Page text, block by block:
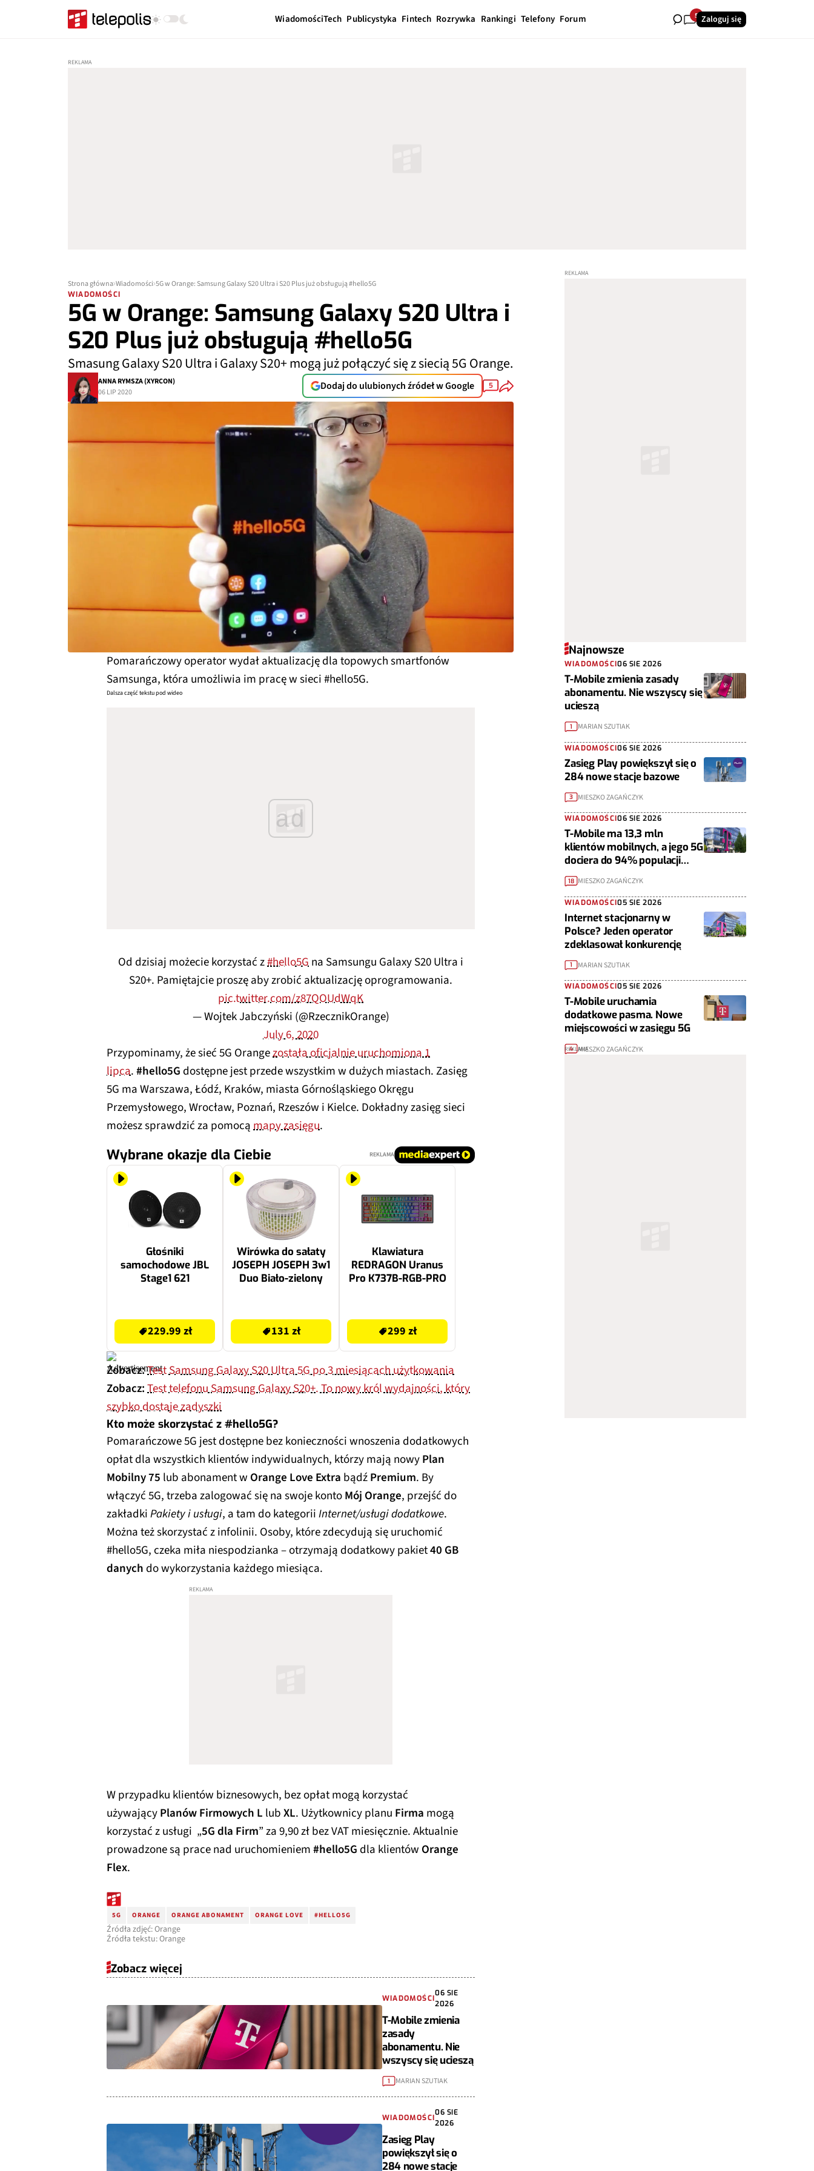
WiadomościTech Publicystyka Fintech Rozrywka Rankingi Telefony Forum 5 Zaloguj się
Strona główna Wiadomości 5G w Orange: Samsung Galaxy S20 Ultra i S20 Plus już obsługują #hello5G
WIADOMOŚCI
5G w Orange: Samsung Galaxy S20 Ultra i
S20 Plus już obsługują #hello5G
Smasung Galaxy S20 Ultra i Galaxy S20+ mogą już połączyć się z siecią 5G Orange.
ANNA RYMSZA (XYRCON)
06 LIP 2020
Dodaj do ulubionych źródeł w Google 5
Pomarańczowy operator wydał aktualizację dla topowych smartfonów
Samsunga, która umożliwia im pracę w sieci #hello5G.
Dalsza część tekstu pod wideo
ad
Od dzisiaj możecie korzystać z#hello5Gna Samsungu Galaxy S20 Ultra i
S20+. Pamiętajcie proszę aby zrobić aktualizację oprogramowania.
pic.twitter.com/z87QOUdWqK
— Wojtek Jabczyński (@RzecznikOrange)
July 6, 2020
Przypominamy, że sieć 5G Orangezostała oficjalnie uruchomiona 1
lipca.#hello5G dostępne jest przede wszystkim w dużych miastach. Zasięg
5G ma Warszawa, Łódź, Kraków, miasta Górnośląskiego Okręgu
Przemysłowego, Wrocław, Poznań, Rzeszów i Kielce. Dokładny zasięg sieci
możesz sprawdzić za pomocąmapy zasięgu.
Wybrane okazje dla Ciebie REKLAMA
Głośniki
samochodowe JBL
Stage1 621
229.99 zł
Wirówka do sałaty
JOSEPH JOSEPH 3w1
Duo Biało-zielony
131 zł
Klawiatura
REDRAGON Uranus
Pro K737B-RGB-PRO
299 zł
Zobacz:Test Samsung Galaxy S20 Ultra 5G po 3 miesiącach użytkowania
Zobacz:Test telefonu Samsung Galaxy S20+. To nowy król wydajności, który
szybko dostaje zadyszki
Kto może skorzystać z #hello5G?
Pomarańczowe 5G jest dostępne bez konieczności wnoszenia dodatkowych
opłat dla wszystkich klientów indywidualnych, którzy mają nowyPlan
Mobilny 75 lub abonament w Orange Love Extra bądźPremium. By
włączyć 5G, trzeba zalogować się na swoje kontoMój Orange, przejść do
zakładkiPakiety i usługi, a tam do kategoriiInternet/usługi dodatkowe.
Można też skorzystać z infolinii. Osoby, które zdecydują się uruchomić
#hello5G, czeka miła niespodzianka – otrzymają dodatkowy pakiet40 GB
danych do wykorzystania każdego miesiąca.
W przypadku klientów biznesowych, bez opłat mogą korzystać
używającyPlanów Firmowych L lubXL. Użytkownicy planu Firma mogą
korzystać z usługi „5G dla Firm” za 9,90 zł bez VAT miesięcznie. Aktualnie
prowadzone są prace nad uruchomieniem#hello5G dla klientów Orange
Flex.
5G ORANGE ORANGE ABONAMENT ORANGE LOVE #HELLO5G
Źródła zdjęć: Orange
Źródła tekstu: Orange
Zobacz więcej
WIADOMOŚCI
06 SIE
2026
T-Mobile zmienia
zasady
abonamentu. Nie
wszyscy się ucieszą
1 MARIAN SZUTIAK
WIADOMOŚCI
06 SIE
2026
Zasięg Play
powiększył się o
284 nowe stacje
Najnowsze
WIADOMOŚCI06 SIE 2026
T-Mobile zmienia zasady
abonamentu. Nie wszyscy się
ucieszą
1 MARIAN SZUTIAK
WIADOMOŚCI06 SIE 2026
Zasięg Play powiększył się o
284 nowe stacje bazowe
3 MIESZKO ZAGAŃCZYK
WIADOMOŚCI06 SIE 2026
T-Mobile ma 13,3 mln
klientów mobilnych, a jego 5G
dociera do 94% populacji
Polski
18 MIESZKO ZAGAŃCZYK
WIADOMOŚCI05 SIE 2026
Internet stacjonarny w
Polsce? Jeden operator
zdeklasował konkurencję
1 MARIAN SZUTIAK
WIADOMOŚCI05 SIE 2026
T-Mobile uruchamia
dodatkowe pasma. Nowe
miejscowości w zasięgu 5G
4 MIESZKO ZAGAŃCZYK